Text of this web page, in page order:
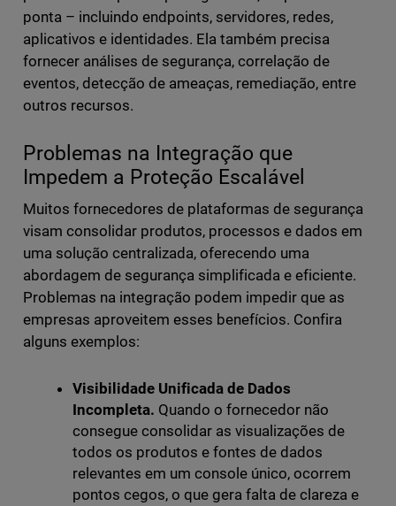
ponta – incluindo endpoints, servidores, redes,
aplicativos e identidades. Ela também precisa
fornecer análises de segurança, correlação de
eventos, detecção de ameaças, remediação, entre
outros recursos.
Problemas na Integração que
Impedem a Proteção Escalável
Muitos fornecedores de plataformas de segurança
visam consolidar produtos, processos e dados em
uma solução centralizada, oferecendo uma
abordagem de segurança simplificada e eficiente.
Problemas na integração podem impedir que as
empresas aproveitem esses benefícios. Confira
alguns exemplos:
Visibilidade Unificada de Dados
Incompleta. Quando o fornecedor não
consegue consolidar as visualizações de
todos os produtos e fontes de dados
relevantes em um console único, ocorrem
pontos cegos, o que gera falta de clareza e